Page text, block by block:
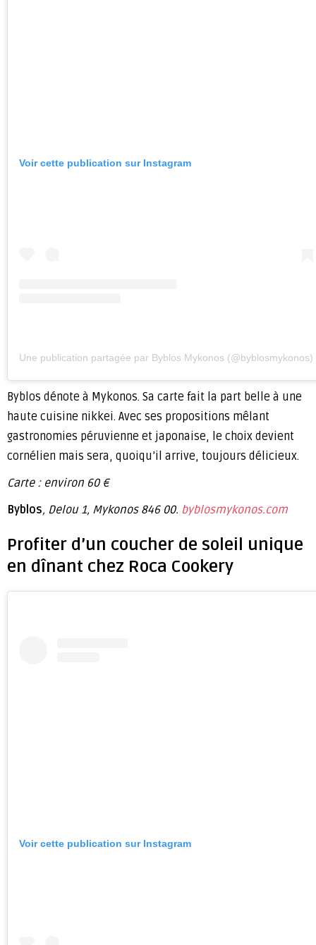
Voir cette publication sur Instagram
Une publication partagée par Byblos Mykonos (@byblosmykonos)
Byblos dénote à Mykonos. Sa carte fait la part belle à une
haute cuisine nikkei. Avec ses propositions mêlant
gastronomies péruvienne et japonaise, le choix devient
cornélien mais sera, quoiqu’il arrive, toujours délicieux.
Carte : environ 60 €
Byblos, Delou 1, Mykonos 846 00. byblosmykonos.com
Profiter d’un coucher de soleil unique
en dînant chez Roca Cookery
Voir cette publication sur Instagram